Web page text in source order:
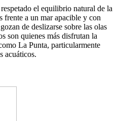
el equilibrio natural de la
frente a un mar apacible y con
de deslizarse sobre las olas
son quienes más disfrutan la
La Punta, particularmente
acuáticos.